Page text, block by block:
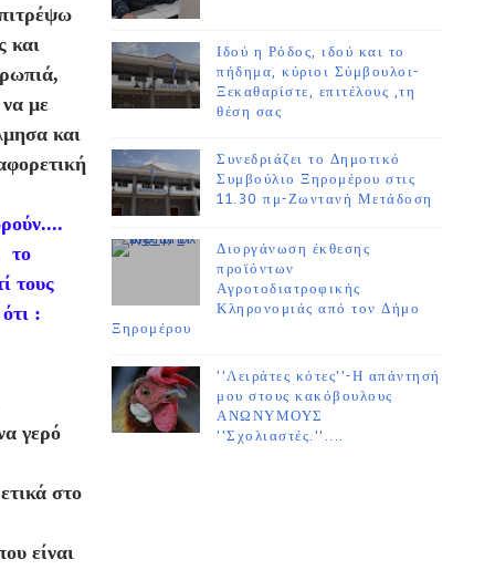
και
με
και
το
τους
:
γερό
στο
είναι
Ιδού η Ρόδος, ιδού και το
πήδημα, κύριοι Σύμβουλοι-
Ξεκαθαρίστε, επιτέλους ,τη
θέση σας
Συνεδριάζει το Δημοτικό
Συμβούλιο Ξηρομέρου στις
11.30 πμ-Ζωντανή Μετάδοση
Διοργάνωση έκθεσης
προϊόντων
Αγροτοδιατροφικής
Κληρονομιάς από τον Δήμο
Ξηρομέρου
''Λειράτες κότες''-Η απάντησή
μου στους κακόβουλους
ΑΝΩΝΥΜΟΥΣ
''Σχολιαστές.''....